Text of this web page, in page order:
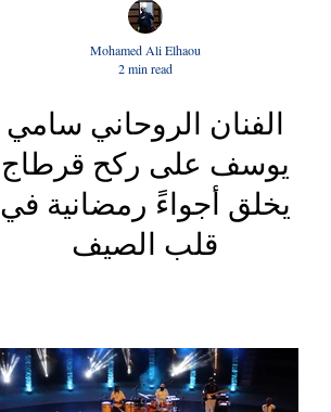
الفنان الروحاني سامي
يوسف على ركح قرطاج
يخلق أجواءً رمضانية في
قلب الصيف
Mohamed Ali Elhaou
2 min read